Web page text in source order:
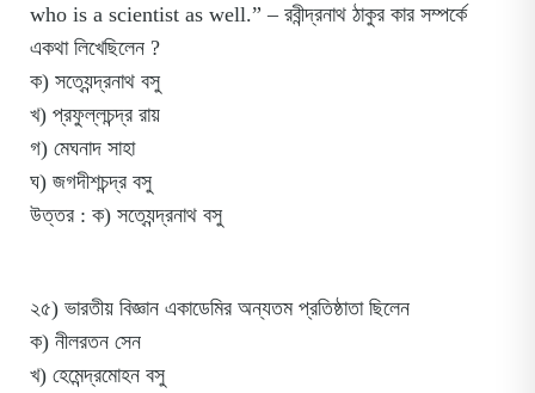
who is a scientist as well.” – রবীন্দ্রনাথ ঠাকুর কার সম্পর্কে
একথা লিখেছিলেন ?
ক) সত্যেন্দ্রনাথ বসু
খ) প্রফুল্লচন্দ্র রায়
গ) মেঘনাদ সাহা
ঘ) জগদীশচন্দ্র বসু
উত্তর : ক) সত্যেন্দ্রনাথ বসু
২৫) ভারতীয় বিজ্ঞান একাডেমির অন্যতম প্রতিষ্ঠাতা ছিলেন
ক) নীলরতন সেন
খ) হেমেন্দ্রমোহন বসু